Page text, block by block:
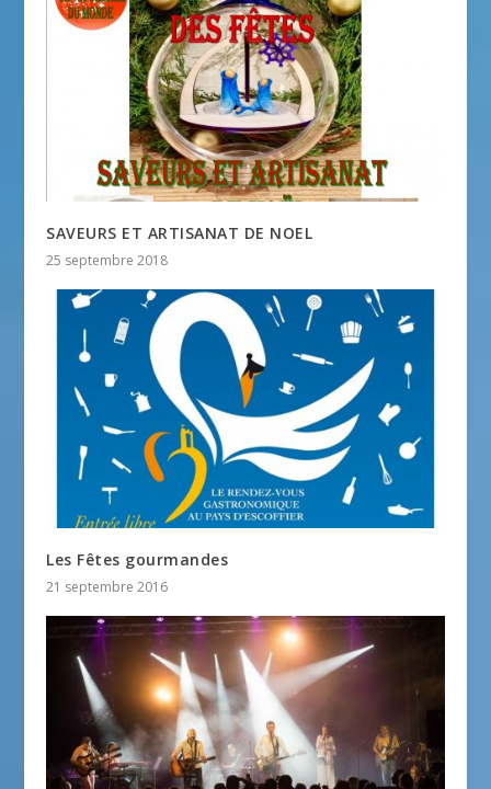
SAVEURS ET ARTISANAT DE NOEL
25 septembre 2018
Les Fêtes gourmandes
21 septembre 2016